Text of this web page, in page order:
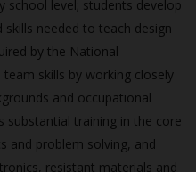
school level; students develop
needed to teach design
by the National
skills by working closely
and occupational
substantial training in the core
and problem solving, and
resistant materials and